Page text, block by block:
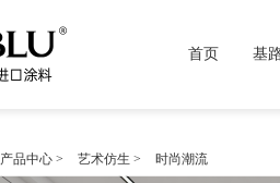
首页 基
产品中心 > 艺术仿生 > 时尚潮流